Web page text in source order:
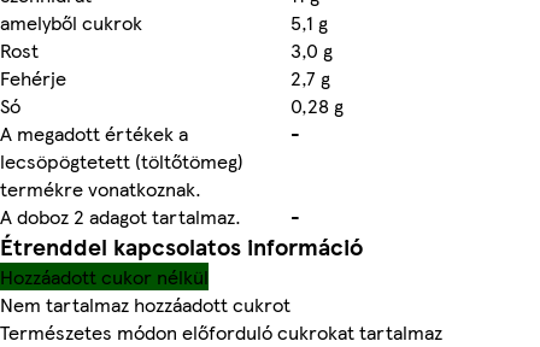
amelyből cukrok
5,1 g
Rost
3,0 g
Fehérje
2,7 g
Só
0,28 g
A megadott értékek a
lecsöpögtetett (töltőtömeg)
termékre vonatkoznak.
-
A doboz 2 adagot tartalmaz. -
Étrenddel kapcsolatos információ
Hozzáadott cukor nélkül
Nem tartalmaz hozzáadott cukrot
Természetes módon előforduló cukrokat tartalmaz